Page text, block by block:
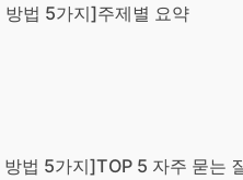
법 5가지]주제별 요약
법 5가지]TOP 5 자주 묻는